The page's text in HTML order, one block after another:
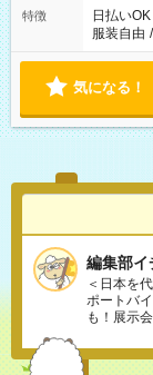
特徴 日払いOK
服装自由 /
気になる！
編集部イ
＜日本を
ポートバ
も！展示